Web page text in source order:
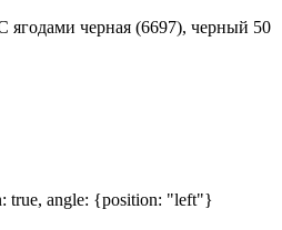
true, angle: {position: "left"}